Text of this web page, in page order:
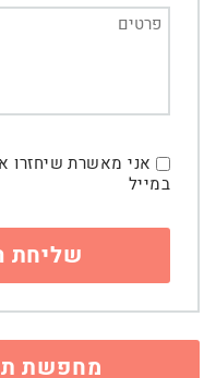
אני מאשרת שיחזרו
במייל
מחפשת